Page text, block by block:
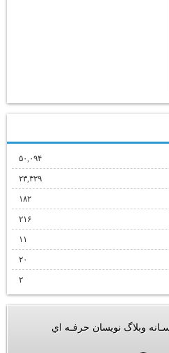
۵۰,۰۹۴
۲۳,۳۲۹
۱۸۲
۲۱۶
وبلاگ نويسان حرفـه اي